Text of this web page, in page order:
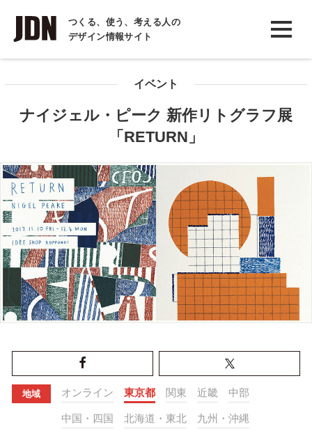
つくる、使う、考える人の
デザイン情報サイト
INTERVIEW
インタビュー
イベント
ナイジェル・ピーク 新作リトグラフ展
「RETURN」
地域 オンライン 東京都 関東 近畿 中部
中国・四国 北海道・東北 九州・沖縄